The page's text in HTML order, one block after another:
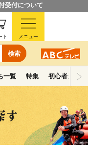
受付について
検索
ト メニュー
一覧 特集 初心者ガイド